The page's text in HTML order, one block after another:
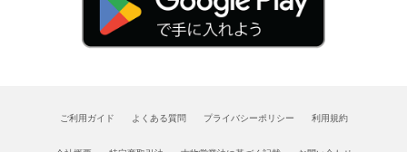
ご利用ガイド よくある質問 プライバシーポリシー 利用規約